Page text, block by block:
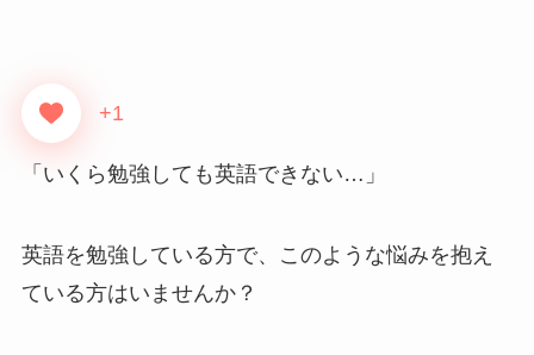
+1
「いくら勉強しても英語できない…」
英語を勉強している方で、このような悩みを抱え
ている方はいませんか？